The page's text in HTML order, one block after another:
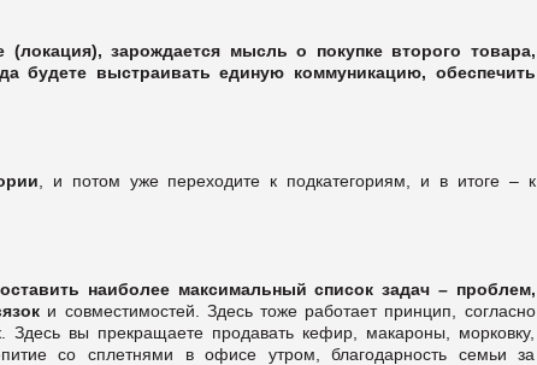
зарождается мысль о покупке второго товара,
будете выстраивать единую коммуникацию, обеспечить
, и потом уже переходите к подкатегориям, и в итоге – к
наиболее максимальный список задач – проблем,
и совместимостей. Здесь тоже работает принцип, согласно
вы прекращаете продавать кефир, макароны, морковку,
со сплетнями в офисе утром, благодарность семьи за